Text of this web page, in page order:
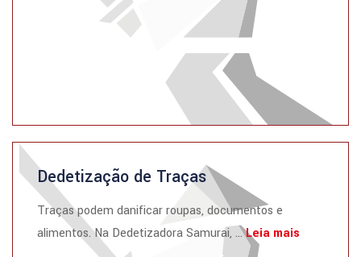
Dedetização de Traças
Traças podem danificar roupas, documentos e
alimentos. Na Dedetizadora Samurai, ...Leia mais